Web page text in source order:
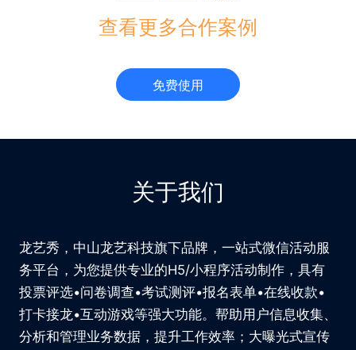
查看更多合作案例
免费使用
关于我们
龙艺秀，中山龙艺科技旗下品牌，一站式微信活动服
务平台，为您提供专业的H5/小程序活动制作，具有
投票评选•问卷调查•考试测评•报名表单•在线收款•
打卡接龙•互动游戏等强大功能。帮助用户信息收集、
分析和管理业务数据，提升工作效率；大曝光式宣传